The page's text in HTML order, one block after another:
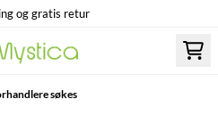
og gratis retur
søkes